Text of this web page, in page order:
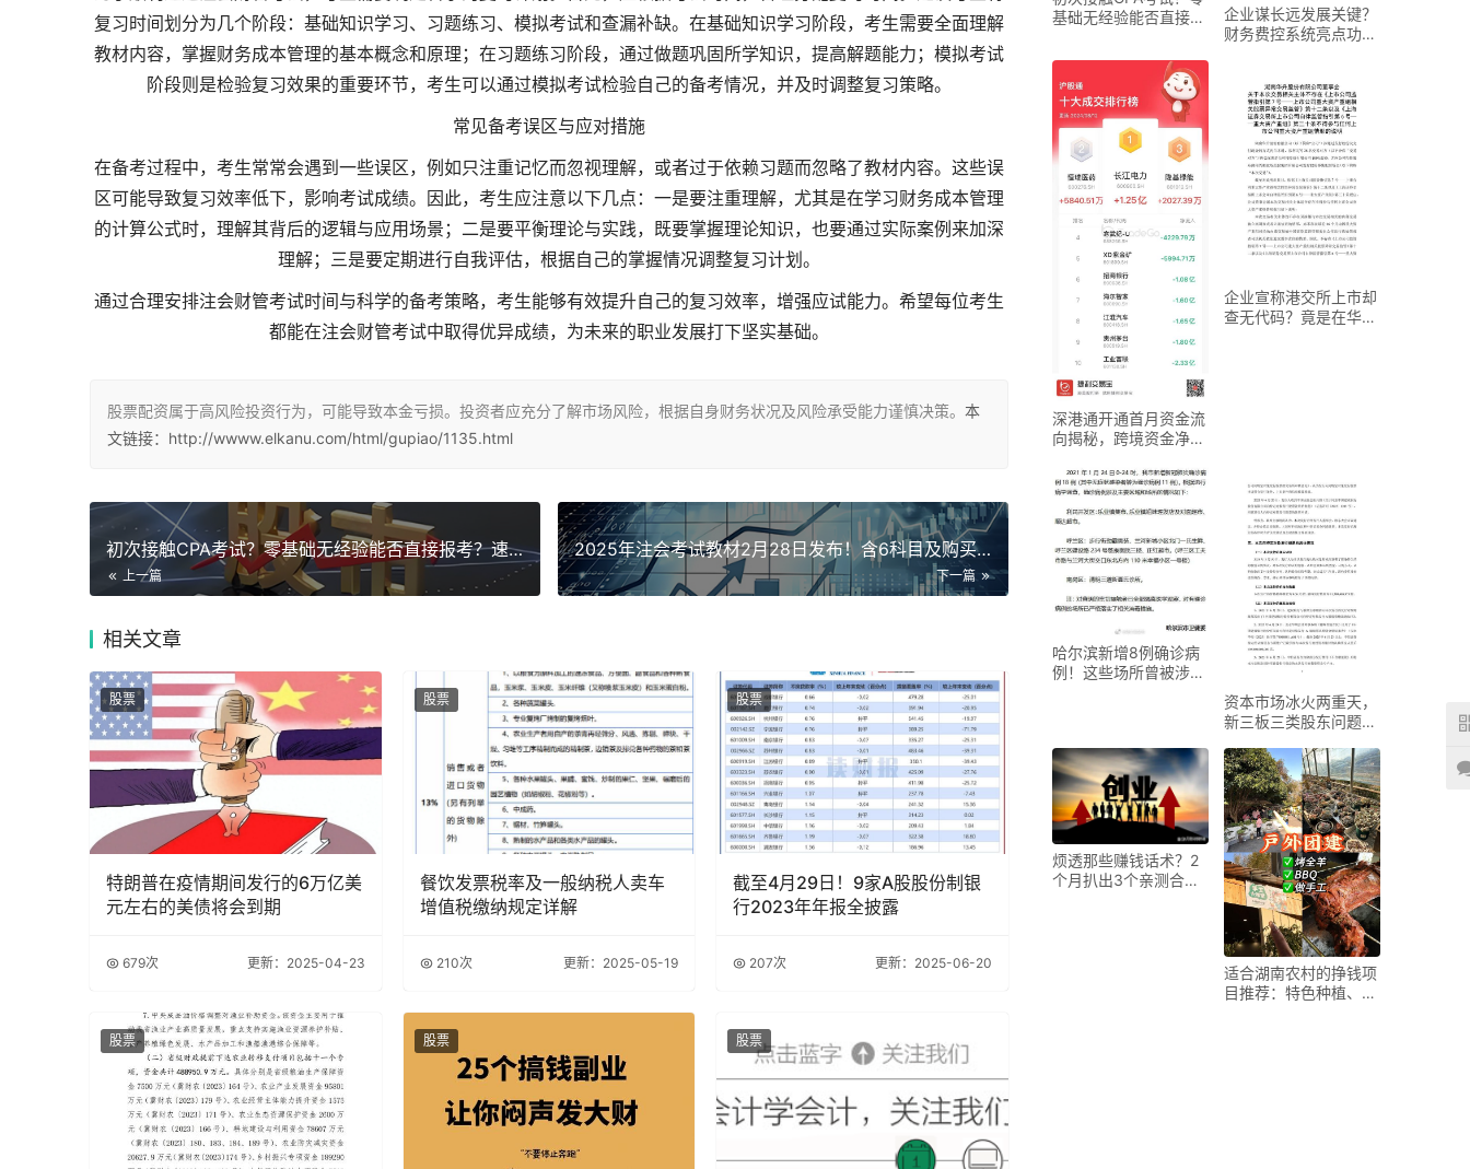
复习时间划分为几个阶段：基础知识学习、习题练习、模拟考试和查漏补缺。在基础知识学习阶段，考生需要全面理解
教材内容，掌握财务成本管理的基本概念和原理；在习题练习阶段，通过做题巩固所学知识，提高解题能力；模拟考试
阶段则是检验复习效果的重要环节，考生可以通过模拟考试检验自己的备考情况，并及时调整复习策略。
常见备考误区与应对措施
在备考过程中，考生常常会遇到一些误区，例如只注重记忆而忽视理解，或者过于依赖习题而忽略了教材内容。这些误
区可能导致复习效率低下，影响考试成绩。因此，考生应注意以下几点：一是要注重理解，尤其是在学习财务成本管理
的计算公式时，理解其背后的逻辑与应用场景；二是要平衡理论与实践，既要掌握理论知识，也要通过实际案例来加深
理解；三是要定期进行自我评估，根据自己的掌握情况调整复习计划。
通过合理安排注会财管考试时间与科学的备考策略，考生能够有效提升自己的复习效率，增强应试能力。希望每位考生
都能在注会财管考试中取得优异成绩，为未来的职业发展打下坚实基础。
股票配资属于高风险投资行为，可能导致本金亏损。投资者应充分了解市场风险，根据自身财务状况及风险承受能力谨慎决策。 本
文链接：http://wwww.elkanu.com/html/gupiao/1135.html
初次接触CPA考试？零基础无经验能否直接报考？速来了解
上一篇
2025年注会考试教材2月28日发布！含6科目及购买渠道
下一篇
相关文章
股票
特朗普在疫情期间发行的6万亿美
元左右的美债将会到期
679次 更新：2025-04-23
股票
餐饮发票税率及一般纳税人卖车
增值税缴纳规定详解
210次 更新：2025-05-19
股票
截至4月29日！9家A股股份制银
行2023年年报全披露
207次 更新：2025-06-20
股票 股票 股票
基础无经验能否直接报
企业谋长远发展关键？
财务费控系统亮点功能
深港通开通首月资金流
向揭秘，跨境资金净流
企业宣称港交所上市却
查无代码？竟是在华交
哈尔滨新增8例确诊病
例！这些场所曾被涉
资本市场冰火两重天，
新三板三类股东问题待
烦透那些赚钱话术？2
个月扒出3个亲测合法
适合湖南农村的挣钱项
目推荐：特色种植、农